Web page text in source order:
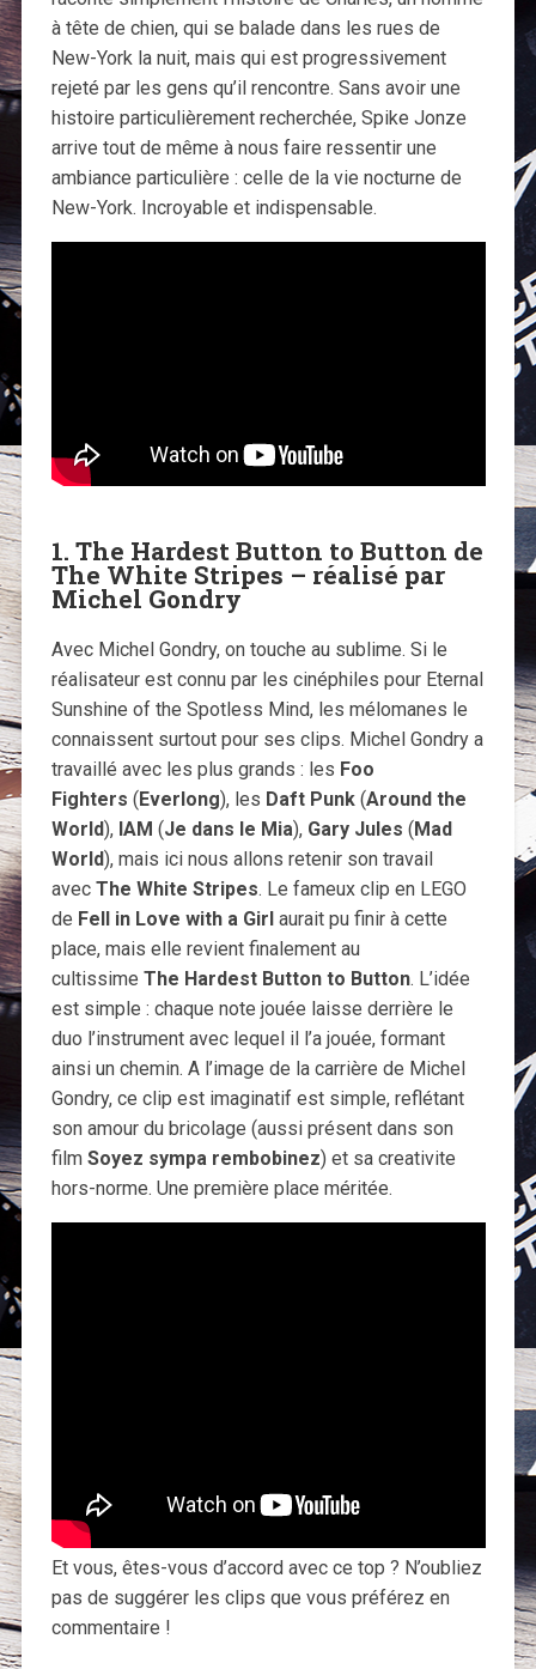
à tête de chien, qui se balade dans les rues de
New-York la nuit, mais qui est progressivement
rejeté par les gens qu’il rencontre. Sans avoir une
histoire particulièrement recherchée, Spike Jonze
arrive tout de même à nous faire ressentir une
ambiance particulière : celle de la vie nocturne de
New-York. Incroyable et indispensable.
1. The Hardest Button to Button de
The White Stripes – réalisé par
Michel Gondry
Avec Michel Gondry, on touche au sublime. Si le
réalisateur est connu par les cinéphiles pour Eternal
Sunshine of the Spotless Mind, les mélomanes le
connaissent surtout pour ses clips. Michel Gondry a
travaillé avec les plus grands : les Foo
Fighters (Everlong), les Daft Punk(Around the
World), IAM (Je dans le Mia), Gary Jules (Mad
World), mais ici nous allons retenir son travail
avec The White Stripes. Le fameux clip en LEGO
de Fell in Love with a Girlaurait pu finir à cette
place, mais elle revient finalement au
cultissime The Hardest Button to Button. L’idée
est simple : chaque note jouée laisse derrière le
duo l’instrument avec lequel il l’a jouée, formant
ainsi un chemin. A l’image de la carrière de Michel
Gondry, ce clip est imaginatif est simple, reflétant
son amour du bricolage (aussi présent dans son
film Soyez sympa rembobinez) et sa creativite
hors-norme. Une première place méritée.
Et vous, êtes-vous d’accord avec ce top ? N’oubliez
pas de suggérer les clips que vous préférez en
commentaire !